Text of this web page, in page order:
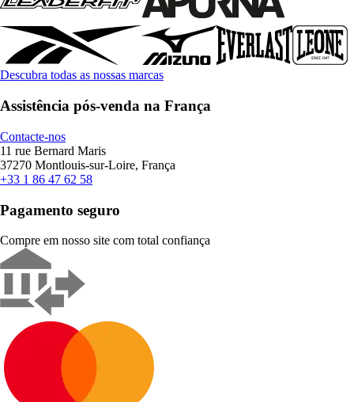
Descubra todas as nossas marcas
Assistência pós-venda na França
Contacte-nos
11 rue Bernard Maris
37270 Montlouis-sur-Loire, França
+33 1 86 47 62 58
Pagamento seguro
Compre em nosso site com total confiança